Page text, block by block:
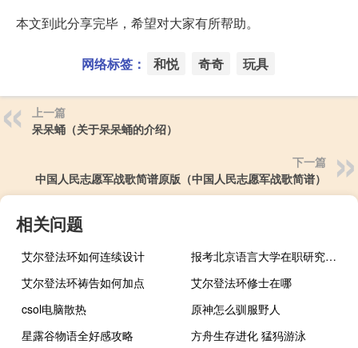
本文到此分享完毕，希望对大家有所帮助。
网络标签： 和悦 奇奇 玩具
上一篇
呆呆蛹（关于呆呆蛹的介绍）
下一篇
中国人民志愿军战歌简谱原版（中国人民志愿军战歌简谱）
相关问题
艾尔登法环如何连续设计
报考北京语言大学在职研究生学习期间能请假吗
艾尔登法环祷告如何加点
艾尔登法环修士在哪
csol电脑散热
原神怎么驯服野人
星露谷物语全好感攻略
方舟生存进化 猛犸游泳